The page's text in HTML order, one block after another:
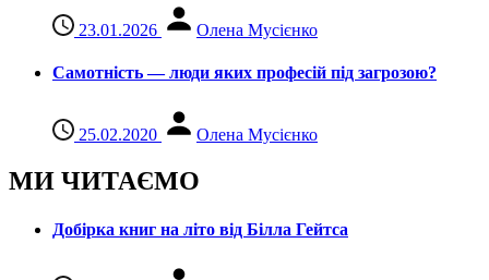
23.01.2026 Олена Мусієнко
Самотність — люди яких професій під загрозою?
25.02.2020 Олена Мусієнко
МИ ЧИТАЄМО
Добірка книг на літо від Білла Гейтса